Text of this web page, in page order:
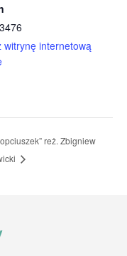
witrynę internetową
reż. Zbigniew